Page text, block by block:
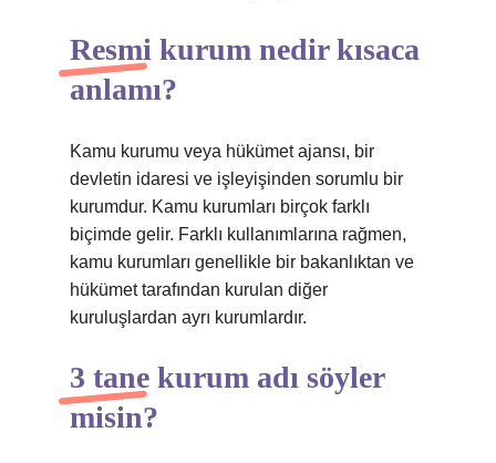
Resmi kurum nedir kısaca
anlamı?
Kamu kurumu veya hükümet ajansı, bir
devletin idaresi ve işleyişinden sorumlu bir
kurumdur. Kamu kurumları birçok farklı
biçimde gelir. Farklı kullanımlarına rağmen,
kamu kurumları genellikle bir bakanlıktan ve
hükümet tarafından kurulan diğer
kuruluşlardan ayrı kurumlardır.
3 tane kurum adı söyler
misin?